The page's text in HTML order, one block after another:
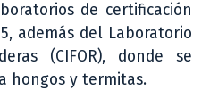
de certificación
además del Laboratorio
(CIFOR), donde se
hongos y termitas.